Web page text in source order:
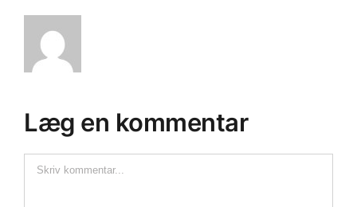
Læg en kommentar